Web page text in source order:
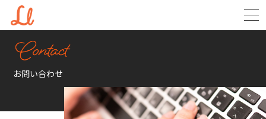
お問い合わせ